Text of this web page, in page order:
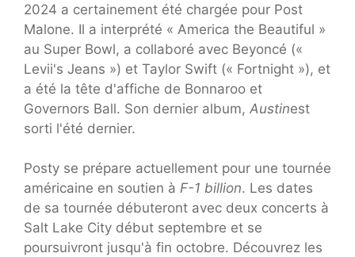
2024 a certainement été chargée pour Post
Malone. Il a interprété « America the Beautiful »
au Super Bowl, a collaboré avec Beyoncé («
Levii's Jeans ») et Taylor Swift (« Fortnight »), et
a été la tête d'affiche de Bonnaroo et
Governors Ball. Son dernier album, Austinest
sorti l'été dernier.
Posty se prépare actuellement pour une tournée
américaine en soutien à F-1 billion. Les dates
de sa tournée débuteront avec deux concerts à
Salt Lake City début septembre et se
poursuivront jusqu'à fin octobre. Découvrez les